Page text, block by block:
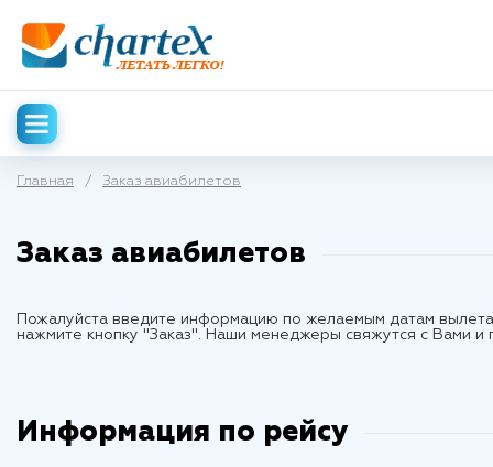
Главная / Заказ авиабилетов
Заказ авиабилетов
Пожалуйста введите информацию по желаемым датам
нажмите кнопку "Заказ". Наши менеджеры свяжутся с Вами
Информация по рейсу